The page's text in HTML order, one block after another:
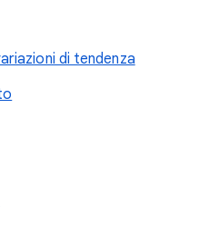
di tendenza